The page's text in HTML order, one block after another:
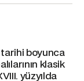
tarihi boyunca
klasik
yüzyılda